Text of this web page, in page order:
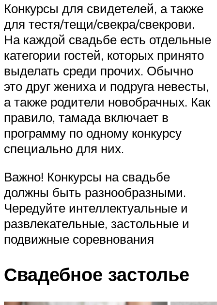
Конкурсы для свидетелей, а также
для тестя/тещи/свекра/свекрови.
На каждой свадьбе есть отдельные
категории гостей, которых принято
выделать среди прочих. Обычно
это друг жениха и подруга невесты,
а также родители новобрачных. Как
правило, тамада включает в
программу по одному конкурсу
специально для них.
Важно! Конкурсы на свадьбе
должны быть разнообразными.
Чередуйте интеллектуальные и
развлекательные, застольные и
подвижные соревнования
Свадебное застолье